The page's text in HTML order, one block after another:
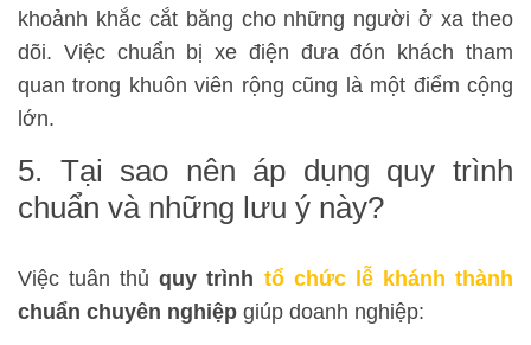
khoảnh khắc cắt băng cho những người ở xa theo
dõi. Việc chuẩn bị xe điện đưa đón khách tham
quan trong khuôn viên rộng cũng là một điểm cộng
lớn.
5. Tại sao nên áp dụng quy trình
chuẩn và những lưu ý này?
Việc tuân thủquy trình tổ chức lễ khánh thành
chuẩn chuyên nghiệp giúp doanh nghiệp: